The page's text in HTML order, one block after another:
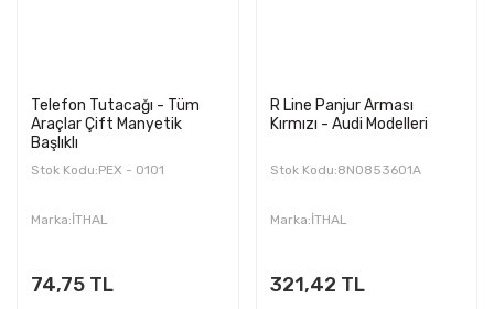
Telefon Tutacağı - Tüm
Araçlar Çift Manyetik
Başlıklı
Stok Kodu:PEX - 0101
Marka:İTHAL
74,75 TL
R Line Panjur Arması
Kırmızı - Audi Modelleri
Stok Kodu:8N0853601A
Marka:İTHAL
321,42 TL